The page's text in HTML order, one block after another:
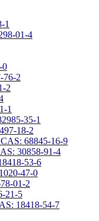
1
01-4
0
76-2
2
1
35-1
18-2
68845-16-9
30858-91-4
53-6
47-0
01-2
21-5
18418-54-7